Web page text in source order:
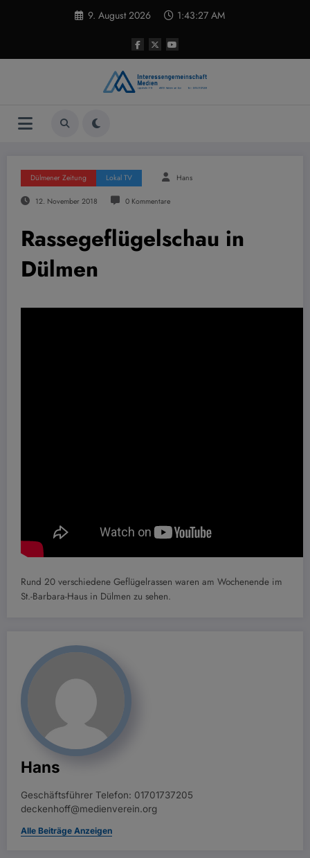
9. August 2026 1:43:28 AM
Dülmener Zeitung Lokal TV Hans
12. November 2018 0 Kommentare
Rassegeflügelschau in
Dülmen
Rund 20 verschiedene Geflügelrassen waren am Wochenende im
St.-Barbara-Haus in Dülmen zu sehen.
Hans
Geschäftsführer Telefon: 01701737205
deckenhoff@medienverein.org
Alle Beiträge Anzeigen